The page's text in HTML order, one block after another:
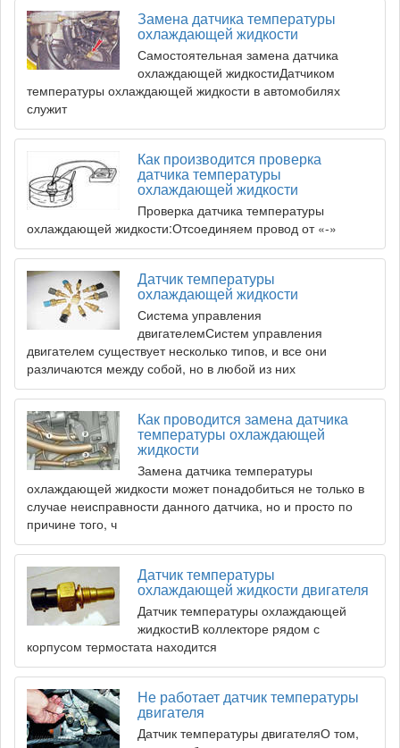
Замена датчика температуры
охлаждающей жидкости
Самостоятельная замена датчика
охлаждающей жидкостиДатчиком
температуры охлаждающей жидкости в автомобилях
служит
Как производится проверка
датчика температуры
охлаждающей жидкости
Проверка датчика температуры
охлаждающей жидкости:Отсоединяем провод от «-»
Датчик температуры
охлаждающей жидкости
Система управления
двигателемСистем управления
двигателем существует несколько типов, и все они
различаются между собой, но в любой из них
Как проводится замена датчика
температуры охлаждающей
жидкости
Замена датчика температуры
охлаждающей жидкости может понадобиться не только в
случае неисправности данного датчика, но и просто по
причине того, ч
Датчик температуры
охлаждающей жидкости двигателя
Датчик температуры охлаждающей
жидкостиВ коллекторе рядом с
корпусом термостата находится
Не работает датчик температуры
двигателя
Датчик температуры двигателяО том,